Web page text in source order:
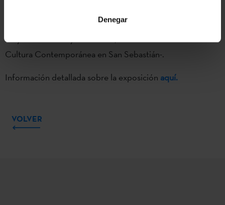
Denegar
CA2M-Centro de Arte Dos de
Mayo en Madrid- yTabakalera, -Centro Internacional de
Cultura Contemporánea en San Sebastián-.
Información detallada sobre la exposición aquí.
VOLVER